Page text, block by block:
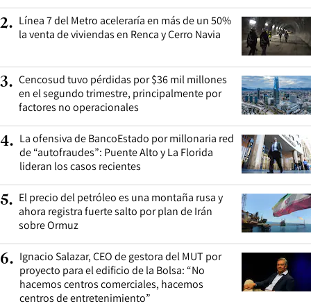
2. Línea 7 del Metro aceleraría en más de un 50%
la venta de viviendas en Renca y Cerro Navia
3. Cencosud tuvo pérdidas por $36 mil millones
en el segundo trimestre, principalmente por
factores no operacionales
4. La ofensiva de BancoEstado por millonaria red
de “autofraudes”: Puente Alto y La Florida
lideran los casos recientes
5. El precio del petróleo es una montaña rusa y
ahora registra fuerte salto por plan de Irán
sobre Ormuz
6. Ignacio Salazar, CEO de gestora del MUT por
proyecto para el edificio de la Bolsa: “No
hacemos centros comerciales, hacemos
centros de entretenimiento”